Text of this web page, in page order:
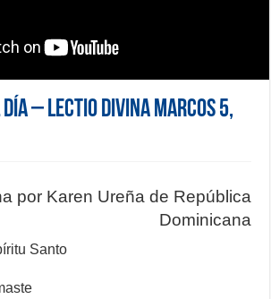
– Lectio Divina Marcos 5,
por Karen Ureña de República
Dominicana
Santo